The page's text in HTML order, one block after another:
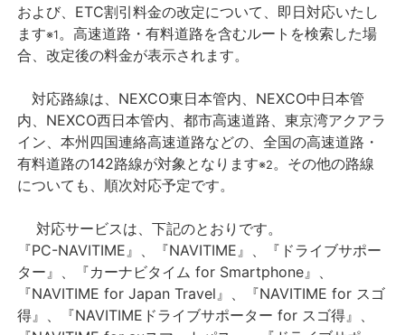
サービス
法人向けサービス
採用情報
English
および、ETC割引料金の改定について、即日対応いたし
ます※1。高速道路・有料道路を含むルートを検索した場
合、改定後の料金が表示されます。
対応路線は、NEXCO東日本管内、NEXCO中日本管
内、NEXCO西日本管内、都市高速道路、東京湾アクアラ
イン、本州四国連絡高速道路などの、全国の高速道路・
有料道路の142路線が対象となります※2。その他の路線
についても、順次対応予定です。
対応サービスは、下記のとおりです。
『PC-NAVITIME』、『NAVITIME』、『ドライブサポー
ター』、『カーナビタイム for Smartphone』、
『NAVITIME for Japan Travel』、『NAVITIME for スゴ
得』、『NAVITIMEドライブサポーター for スゴ得』、